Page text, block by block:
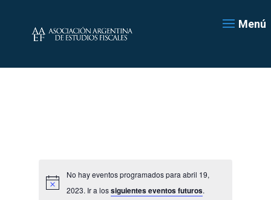
Menú
No hay eventos programados para abril 19,
2023. Ir a lossiguientes eventos futuros.